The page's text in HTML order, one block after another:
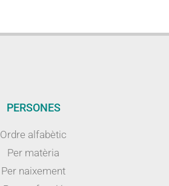
PERSONES
Ordre alfabètic
Per matèria
Per naixement